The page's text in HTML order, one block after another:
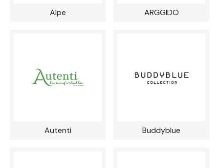
Alpe ARGGIDO
Autenti Buddyblue